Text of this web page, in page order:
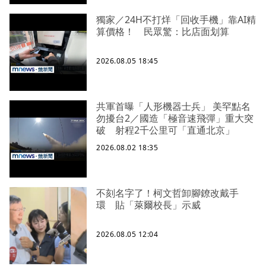
獨家／24H不打烊「回收手機」靠AI精
算價格！ 民眾驚：比店面划算
2026.08.05 18:45
共軍首曝「人形機器士兵」 美罕點名
勿擾台2／國造「極音速飛彈」重大突
破 射程2千公里可「直通北京」
2026.08.02 18:35
不刻名字了！柯文哲卸腳鐐改戴手
環 貼「萊爾校長」示威
2026.08.05 12:04